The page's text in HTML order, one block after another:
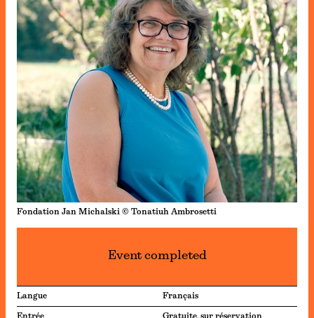
Fondation Jan Michalski © Tonatiuh Ambrosetti
Event completed
Langue Français
Entrée Gratuite, sur réservation